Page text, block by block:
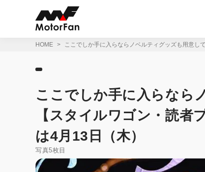
HOME ここでしか手に入らならノベルティグッズも用意し
ここでしか手に入らなら
【スタイルワゴン・読者
は4月13日（木）
写真5枚目